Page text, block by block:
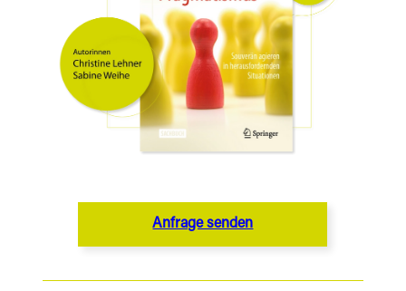
Anfrage senden